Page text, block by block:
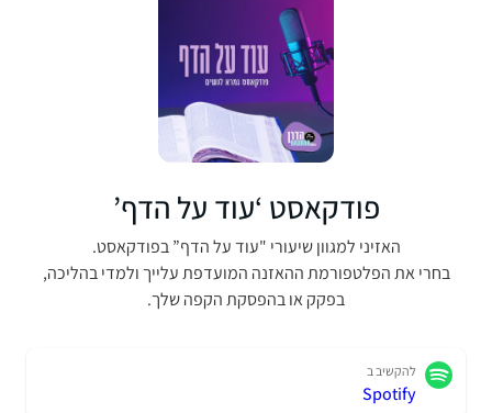
פודקאסט ‘עוד על הדף’
האזיני למגוון שיעורי "עוד על הדף” בפודקאסט.
בחרי את הפלטפורמת ההאזנה המועדפת עלייך ולמדי בהליכה,
בפקק או בהפסקת הקפה שלך.
להקשיב ב
Spotify